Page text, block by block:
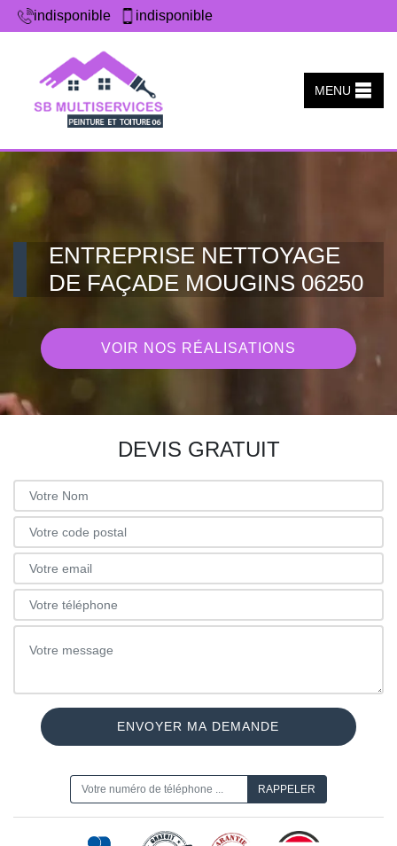
indisponible indisponible
MENU
ENTREPRISE NETTOYAGE
DE FAÇADE MOUGINS 06250
VOIR NOS RÉALISATIONS
DEVIS GRATUIT